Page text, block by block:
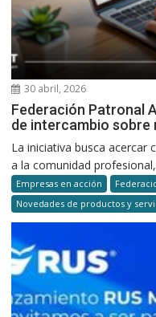
30 abril, 2026
Federación Patronal
de intercambio sobre
La iniciativa busca acercar
a la comunidad
Empresas en acción
Novedades de productos y